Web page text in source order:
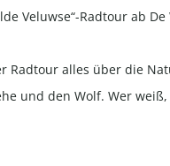
Veluwse“-Radtour ab
Radtour alles über die
und den Wolf. Wer